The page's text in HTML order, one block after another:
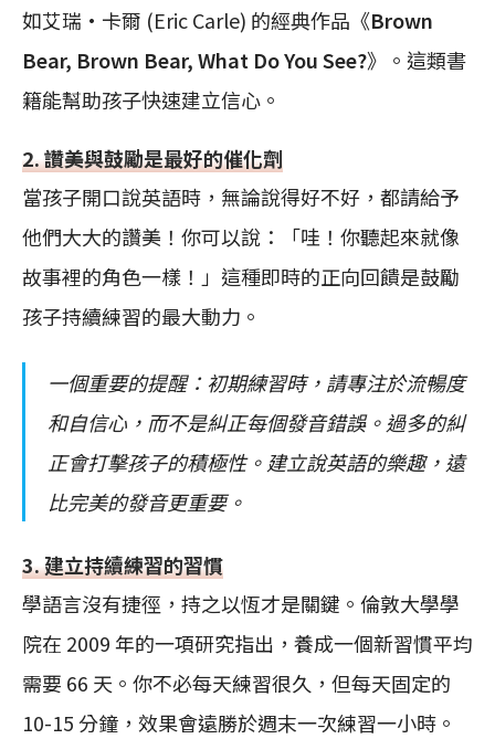
如艾瑞·卡爾 (Eric Carle) 的經典作品《Brown
Bear, Brown Bear, What Do You See?》。這類書
籍能幫助孩子快速建立信心。
2. 讚美與鼓勵是最好的催化劑
當孩子開口說英語時，無論說得好不好，都請給予
他們大大的讚美！你可以說：「哇！你聽起來就像
故事裡的角色一樣！」這種即時的正向回饋是鼓勵
孩子持續練習的最大動力。
一個重要的提醒：初期練習時，請專注於流暢度
和自信心，而不是糾正每個發音錯誤。過多的糾
正會打擊孩子的積極性。建立說英語的樂趣，遠
比完美的發音更重要。
3. 建立持續練習的習慣
學語言沒有捷徑，持之以恆才是關鍵。倫敦大學學
院在 2009 年的一項研究指出，養成一個新習慣平均
需要 66 天。你不必每天練習很久，但每天固定的
10-15 分鐘，效果會遠勝於週末一次練習一小時。